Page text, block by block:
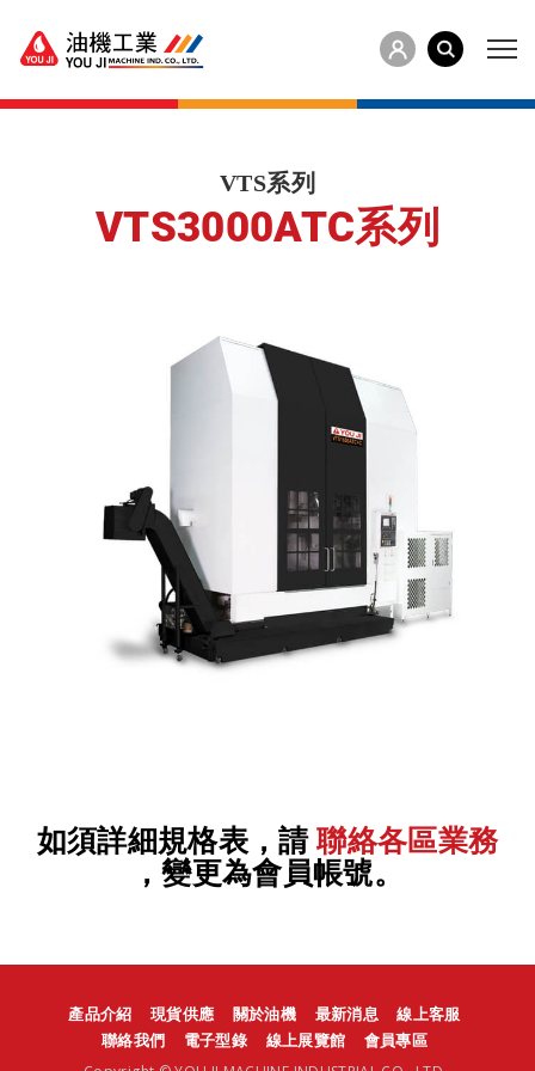
VTS系列
VTS3000ATC系列
如須詳細規格表，請聯絡各區業務
，變更為會員帳號。
產品介紹 現貨供應 關於油機 最新消息
線上客服
聯絡我們
電子型錄 線上展覽館 會員專區